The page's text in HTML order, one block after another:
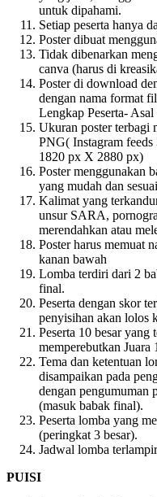
untuk dipahami.
Setiap peserta hanya
Poster dibuat
Tidak dibenarkan
canva (harus di
Poster di download
dengan nama format
Lengkap Peserta- Asal
Ukuran poster terbagi
PNG( Instagram
1820 px X 2880 px)
Poster menggunakan
yang mudah dan
Kalimat yang
unsur SARA,
merendahkan atau
Poster harus memuat
kanan bawah
Lomba terdiri dari 2
final.
Peserta dengan skor
penyisihan akan lolos
Peserta 10 besar
memperebutkan Juara
Tema dan ketentuan
disampaikan pada
dengan pengumuman
(masuk babak final).
Peserta lomba yang
(peringkat 3 besar).
Jadwal lomba
PUISI